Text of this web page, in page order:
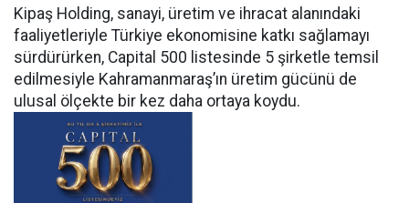
Kipaş Holding, sanayi, üretim ve ihracat alanındaki
faaliyetleriyle Türkiye ekonomisine katkı sağlamayı
sürdürürken, Capital 500 listesinde 5 şirketle temsil
edilmesiyle Kahramanmaraş’ın üretim gücünü de
ulusal ölçekte bir kez daha ortaya koydu.